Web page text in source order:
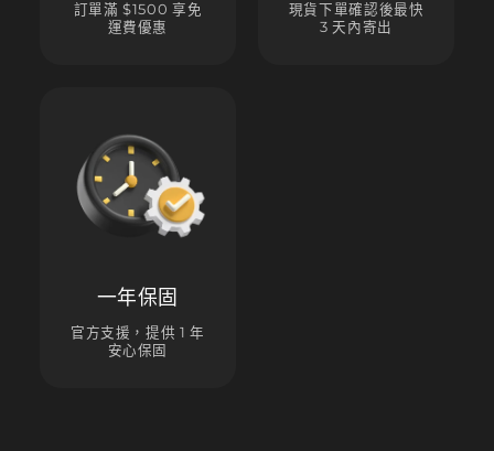
訂單滿 $1500 享免
運費優惠
現貨下單確認後最快
3 天內寄出
一年保固
官方支援，提供 1 年
安心保固